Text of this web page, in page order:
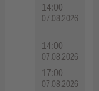
14:00
07.08.2026
14:00
07.08.2026
17:00
07.08.2026